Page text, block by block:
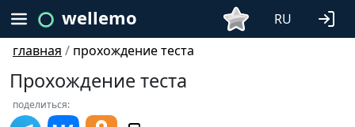
wellemo
RU
главная / прохождение теста
Прохождение теста
поделиться: